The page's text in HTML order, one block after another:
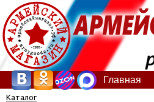
Главная
Каталог